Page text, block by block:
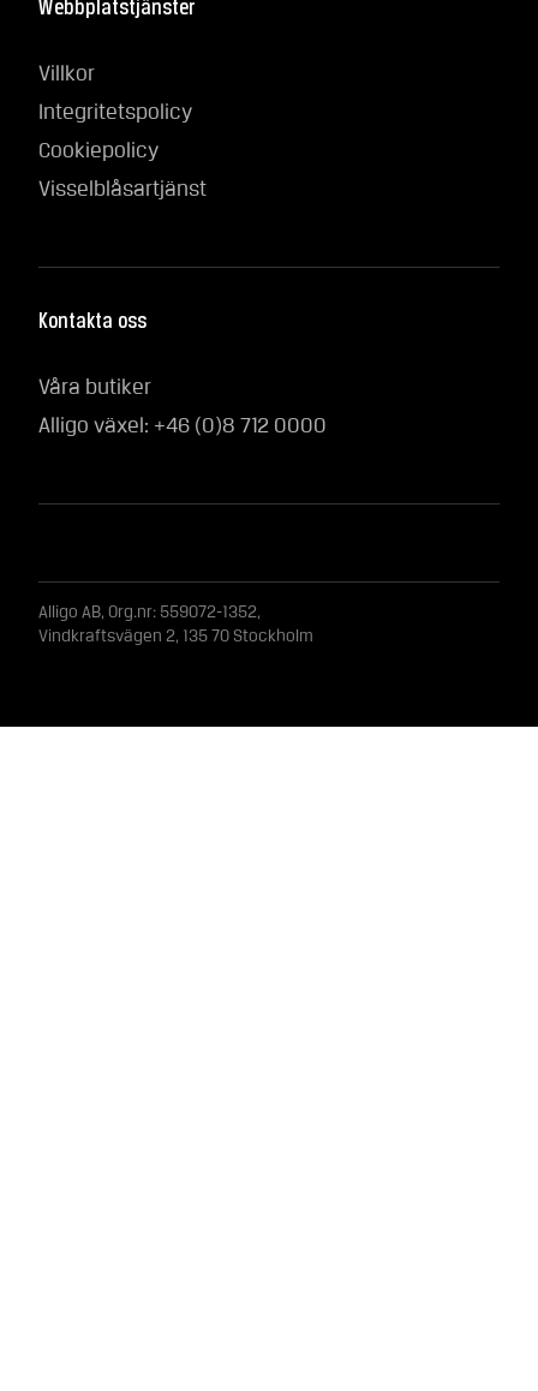
Webbplatstjänster
Villkor
Integritetspolicy
Cookiepolicy
Visselblåsartjänst
Kontakta oss
Våra butiker
Alligo växel: +46 (0)8 712 0000
Alligo AB, Org.nr: 559072-1352,
Vindkraftsvägen 2, 135 70 Stockholm